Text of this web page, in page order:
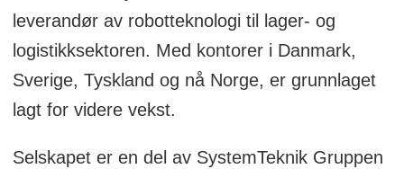
leverandør av robotteknologi til lager- og
logistikksektoren. Med kontorer i Danmark,
Sverige, Tyskland og nå Norge, er grunnlaget
lagt for videre vekst.
Selskapet er en del av SystemTeknik Gruppen